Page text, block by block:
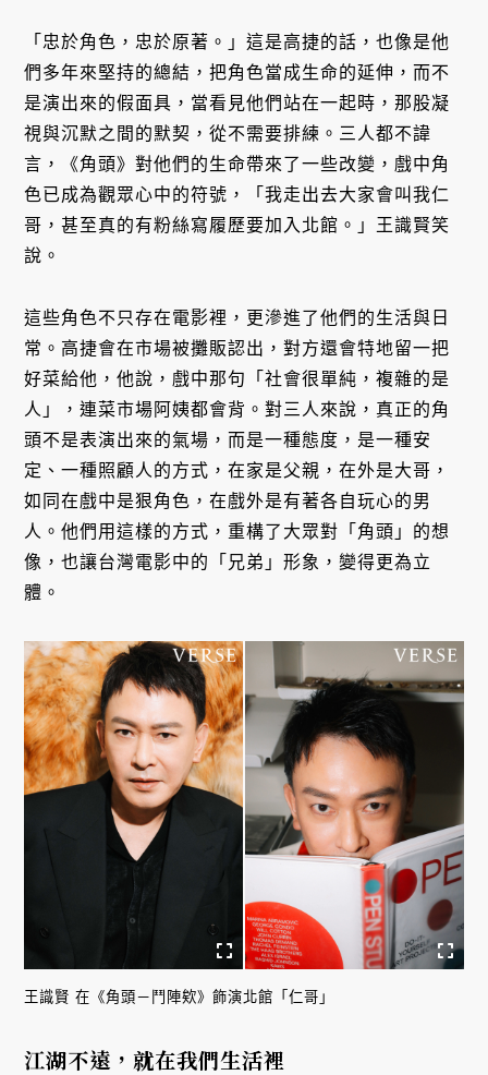
「忠於角色，忠於原著。」這是高捷的話，也像是他
們多年來堅持的總結，把角色當成生命的延伸，而不
是演出來的假面具，當看見他們站在一起時，那股凝
視與沉默之間的默契，從不需要排練。三人都不諱
言，《角頭》對他們的生命帶來了一些改變，戲中角
色已成為觀眾心中的符號，「我走出去大家會叫我仁
哥，甚至真的有粉絲寫履歷要加入北館。」王識賢笑
說。
這些角色不只存在電影裡，更滲進了他們的生活與日
常。高捷會在市場被攤販認出，對方還會特地留一把
好菜給他，他說，戲中那句「社會很單純，複雜的是
人」，連菜市場阿姨都會背。對三人來說，真正的角
頭不是表演出來的氣場，而是一種態度，是一種安
定、一種照顧人的方式，在家是父親，在外是大哥，
如同在戲中是狠角色，在戲外是有著各自玩心的男
人。他們用這樣的方式，重構了大眾對「角頭」的想
像，也讓台灣電影中的「兄弟」形象，變得更為立
體。
王識賢 在《角頭－鬥陣欸》飾演北館「仁哥」
江湖不遠，就在我們生活裡